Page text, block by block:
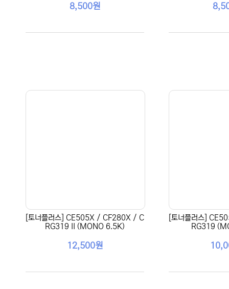
8,500원
[토너플러스] CE505X / CF280X / C
RG319 II (MONO 6.5K)
12,500원
[토너플러스]
RG319